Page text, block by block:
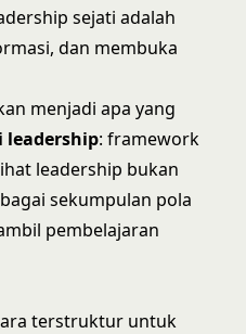
sejati adalah
dan membuka
menjadi apa yang
leadership: framework
leadership bukan
sekumpulan pola
pembelajaran
terstruktur untuk